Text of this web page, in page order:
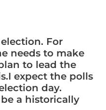
For
needs to make
to lead the
expect the polls
day.
a historically